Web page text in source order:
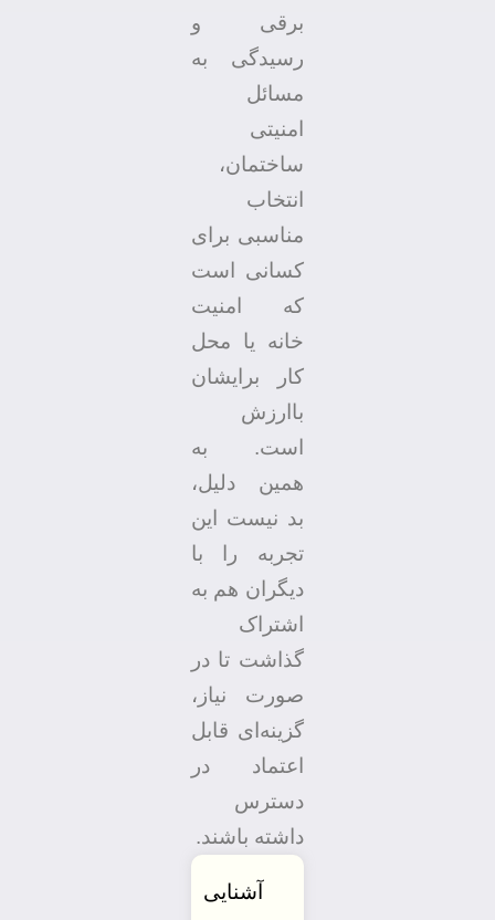
برقی و
رسیدگی به
مسائل
امنیتی
ساختمان،
انتخاب
مناسبی برای
کسانی است
که امنیت
خانه یا محل
کار برایشان
باارزش
است. به
همین دلیل،
بد نیست این
تجربه را با
دیگران هم به
اشتراک
گذاشت تا در
صورت نیاز،
گزینه‌ای قابل
اعتماد در
دسترس
داشته باشند.
آشنایی